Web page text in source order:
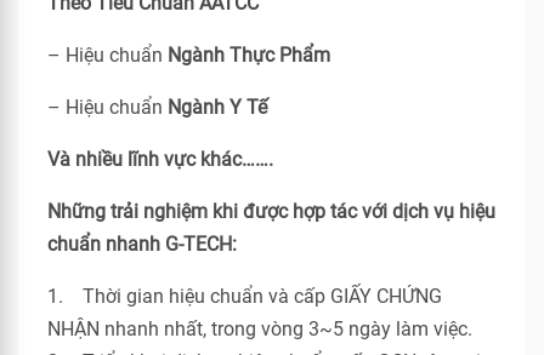
– Hiệu chuẩn Ngành Thực Phẩm
– Hiệu chuẩn Ngành Y Tế
Và nhiều lĩnh vực khác…….
Những trải nghiệm khi được hợp tác với dịch vụ hiệu
chuẩn nhanh G-TECH:
1. Thời gian hiệu chuẩn và cấp GIẤY CHỨNG
NHẬN nhanh nhất, trong vòng 3~5 ngày làm việc.